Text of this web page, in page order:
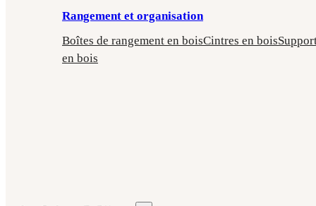
Rangement et organisation
Boîtes de rangement en boisCintres en bois
en bois